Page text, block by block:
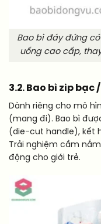
Bao bì đáy đứng
uống cao cấp,
3.2. Bao bì zip
Dành riêng cho mô
(mang đi). Bao bì
(die-cut handle), kết
Trải nghiệm cầm nắm
động cho giới trẻ.